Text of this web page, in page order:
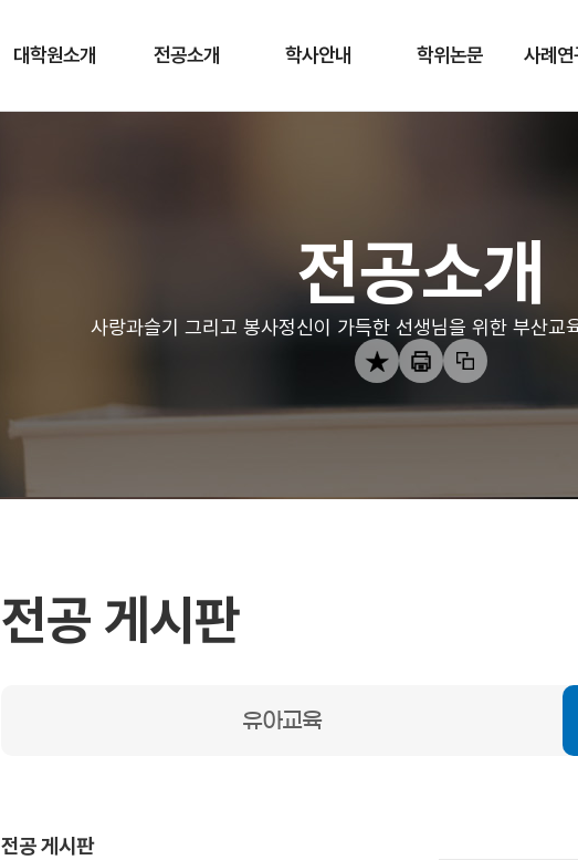
대학원소개 전공소개 학사안내 학위논문 사례연
전공소개
사랑과슬기 그리고 봉사정신이 가득한 선생님을 위한 부산교
전공 게시판
유아교육
전공 게시판